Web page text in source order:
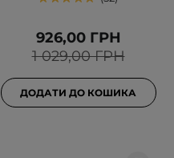
1 029,00 ГРН
926,00 ГРН
ДОДАТИ ДО КОШИКА